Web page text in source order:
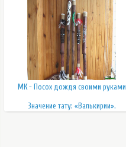
МК - Посох дождя своими руками
Значение тату: «Валькирии».